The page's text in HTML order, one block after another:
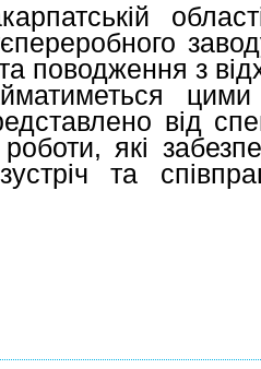
поводження з
від
які
та